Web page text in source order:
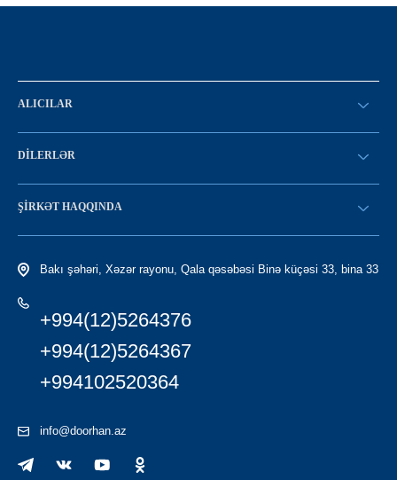
ALICILAR
SİFARİŞ VERİN
DILERLƏR
SATICI OLMAQ
LC-yə giriş
ŞIRKƏT HAQQINDA
Tariximiz
Bakı şəhəri, Xəzər rayonu, Qala qəsəbəsi Binə küçəsi 33, bina 33
+994(12)5264376
+994(12)5264367
+994102520364
info@doorhan.az